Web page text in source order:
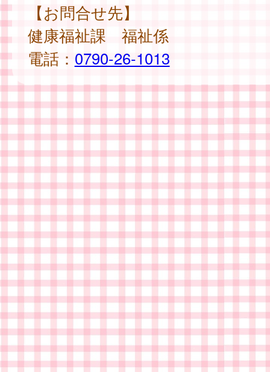
【お問合せ先】
健康福祉課 福祉係
電話： 0790-26-1013